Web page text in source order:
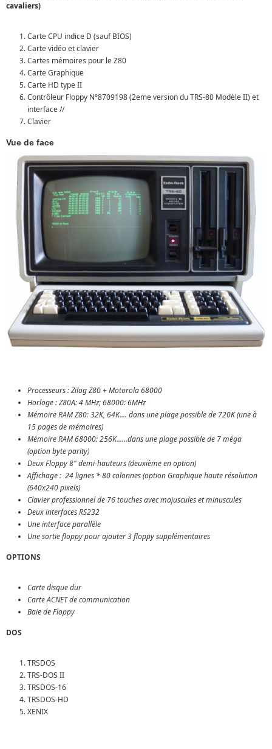
cavaliers)
Carte CPU indice D (sauf BIOS)
Carte vidéo et clavier
Cartes mémoires pour le Z80
Carte Graphique
Carte HD type II
Contrôleur Floppy N°8709198 (2eme version du TRS-80 Modèle II) et
interface //
Clavier
Vue de face
Processeurs : Zilog Z80 + Motorola 68000
Horloge : Z80A: 4 MHz; 68000: 6MHz
Mémoire RAM Z80: 32K, 64K.... dans une plage possible de 720K (une à
15 pages de mémoires)
Mémoire RAM 68000: 256K......dans une plage possible de 7 méga
(option byte parity)
Deux Floppy 8" demi-hauteurs (deuxième en option)
Affichage : 24 lignes * 80 colonnes (option Graphique haute résolution
(640x240 pixels)
Clavier professionnel de 76 touches avec majuscules et minuscules
Deux interfaces RS232
Une interface parallèle
Une sortie floppy pour ajouter 3 floppy supplémentaires
OPTIONS
Carte disque dur
Carte ACNET de communication
Baie de Floppy
DOS
TRSDOS
TRS-DOS II
TRSDOS-16
TRSDOS-HD
XENIX